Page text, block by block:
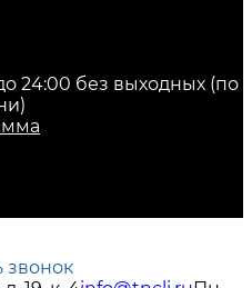
24:00 без выходных (по
звонок